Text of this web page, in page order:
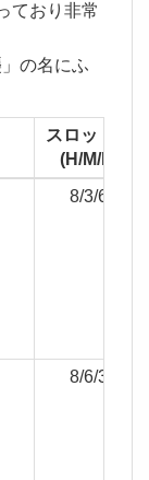
ており非常
の名にふ
スロット数
(H/M/L)
8/3/6
8/6/3